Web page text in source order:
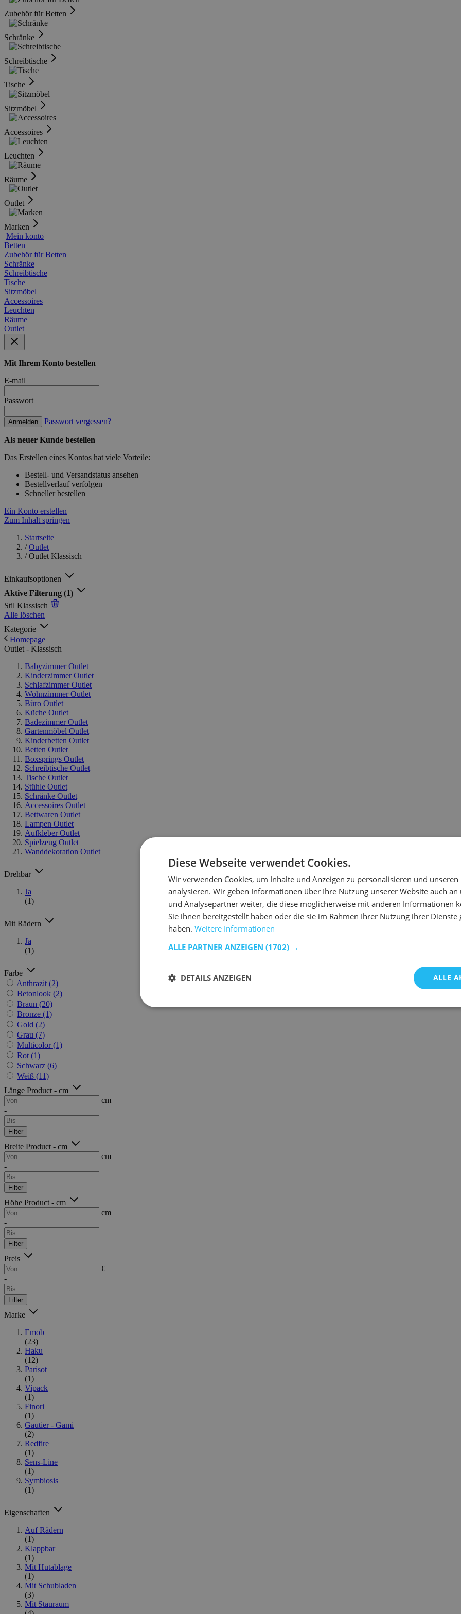
Zubehör für Betten
Schränke
Schreibtische
Tische
Sitzmöbel
Accessoires
Leuchten
Räume
Outlet
Marken
Mein konto
Betten
Zubehör für Betten
Schränke
Schreibtische
Tische
Sitzmöbel
Accessoires
Leuchten
Räume
Outlet
Mit Ihrem Konto bestellen
E-mail
Passwort
Anmelden Passwort vergessen?
Als neuer Kunde bestellen
Das Erstellen eines Kontos hat viele Vorteile:
Bestell- und Versandstatus ansehen
Bestellverlauf verfolgen
Schneller bestellen
Ein Konto erstellen
Zum Inhalt springen
Startseite
/ Outlet
/ Outlet Klassisch
Einkaufsoptionen
Aktive Filterung (1)
Stil Klassisch
Alle löschen
Kategorie
Homepage
Outlet - Klassisch
Babyzimmer Outlet
Kinderzimmer Outlet
Schlafzimmer Outlet
Wohnzimmer Outlet
Büro Outlet
Küche Outlet
Badezimmer Outlet
Gartenmöbel Outlet
Kinderbetten Outlet
Betten Outlet
Boxsprings Outlet
Schreibtische Outlet
Tische Outlet
Stühle Outlet
Schränke Outlet
Accessoires Outlet
Bettwaren Outlet
Lampen Outlet
Aufkleber Outlet
Spielzeug Outlet
Wanddekoration Outlet
Drehbar
Ja
(1)
Mit Rädern
Ja
(1)
Farbe
Anthrazit (2)
Betonlook (2)
Braun (20)
Bronze (1)
Gold (2)
Grau (7)
Multicolor (1)
Rot (1)
Schwarz (6)
Weiß (11)
Länge Product - cm
cm
-
Filter
Breite Product - cm
cm
-
Filter
Höhe Product - cm
cm
-
Filter
Preis
€
-
Filter
Marke
Emob
(23)
Haku
(12)
Parisot
(1)
Vipack
(1)
Finori
(1)
Gautier - Gami
(2)
Redfire
(1)
Sens-Line
(1)
Symbiosis
(1)
Eigenschaften
Auf Rädern
(1)
Klappbar
(1)
Mit Hutablage
(1)
Mit Schubladen
(3)
Mit Stauraum
Diese Webseite verwendet Cookies.
Wir verwenden Cookies, um Inhalte und Anzeigen zu personalisieren und
analysieren. Wir geben Informationen über Ihre Nutzung unserer Website auch an
und Analysepartner weiter, die diese möglicherweise mit anderen Informationen
Sie ihnen bereitgestellt haben oder die sie im Rahmen Ihrer Nutzung ihrer Dienste
haben. Weitere Informationen
ALLE PARTNER ANZEIGEN (1702) →
ALLE
DETAILS ANZEIGEN